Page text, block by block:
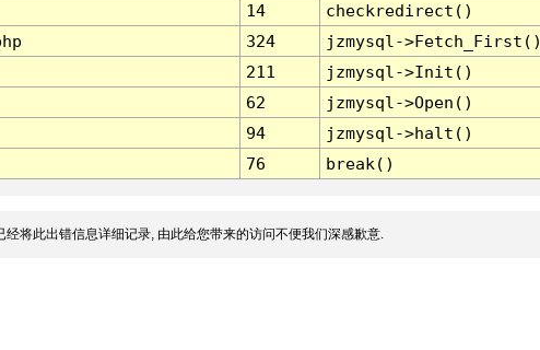
14
checkredirect()
324
jzmysql-
211
jzmysql->Init()
62
jzmysql->Open()
94
jzmysql->halt()
76 break()
经将此出错信息详细记录, 由此给您带来的访问不便我们深感歉意.